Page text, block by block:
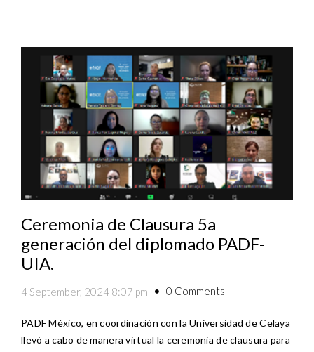
Ceremonia de Clausura 5a
generación del diplomado PADF-
UIA.
4 September, 2024 8:07 pm 0 Comments
PADF México, en coordinación con la Universidad de Celaya
llevó a cabo de manera virtual la ceremonia de clausura para